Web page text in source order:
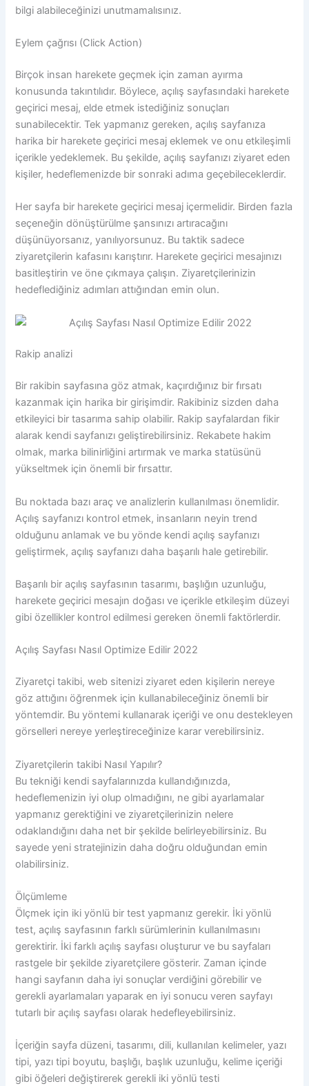
bilgi alabileceğinizi unutmamalısınız.
Eylem çağrısı (Click Action)
Birçok insan harekete geçmek için zaman ayırma
konusunda takıntılıdır. Böylece, açılış sayfasındaki harekete
geçirici mesaj, elde etmek istediğiniz sonuçları
sunabilecektir. Tek yapmanız gereken, açılış sayfanıza
harika bir harekete geçirici mesaj eklemek ve onu etkileşimli
içerikle yedeklemek. Bu şekilde, açılış sayfanızı ziyaret eden
kişiler, hedeflemenizde bir sonraki adıma geçebileceklerdir.
Her sayfa bir harekete geçirici mesaj içermelidir. Birden fazla
seçeneğin dönüştürülme şansınızı artıracağını
düşünüyorsanız, yanılıyorsunuz. Bu taktik sadece
ziyaretçilerin kafasını karıştırır. Harekete geçirici mesajınızı
basitleştirin ve öne çıkmaya çalışın. Ziyaretçilerinizin
hedeflediğiniz adımları attığından emin olun.
Rakip analizi
Bir rakibin sayfasına göz atmak, kaçırdığınız bir fırsatı
kazanmak için harika bir girişimdir. Rakibiniz sizden daha
etkileyici bir tasarıma sahip olabilir. Rakip sayfalardan fikir
alarak kendi sayfanızı geliştirebilirsiniz. Rekabete hakim
olmak, marka bilinirliğini artırmak ve marka statüsünü
yükseltmek için önemli bir fırsattır.
Bu noktada bazı araç ve analizlerin kullanılması önemlidir.
Açılış sayfanızı kontrol etmek, insanların neyin trend
olduğunu anlamak ve bu yönde kendi açılış sayfanızı
geliştirmek, açılış sayfanızı daha başarılı hale getirebilir.
Başarılı bir açılış sayfasının tasarımı, başlığın uzunluğu,
harekete geçirici mesajın doğası ve içerikle etkileşim düzeyi
gibi özellikler kontrol edilmesi gereken önemli faktörlerdir.
Açılış Sayfası Nasıl Optimize Edilir 2022
Ziyaretçi takibi, web sitenizi ziyaret eden kişilerin nereye
göz attığını öğrenmek için kullanabileceğiniz önemli bir
yöntemdir. Bu yöntemi kullanarak içeriği ve onu destekleyen
görselleri nereye yerleştireceğinize karar verebilirsiniz.
Ziyaretçilerin takibi Nasıl Yapılır?
Bu tekniği kendi sayfalarınızda kullandığınızda,
hedeflemenizin iyi olup olmadığını, ne gibi ayarlamalar
yapmanız gerektiğini ve ziyaretçilerinizin nelere
odaklandığını daha net bir şekilde belirleyebilirsiniz. Bu
sayede yeni stratejinizin daha doğru olduğundan emin
olabilirsiniz.
Ölçümleme
Ölçmek için iki yönlü bir test yapmanız gerekir. İki yönlü
test, açılış sayfasının farklı sürümlerinin kullanılmasını
gerektirir. İki farklı açılış sayfası oluşturur ve bu sayfaları
rastgele bir şekilde ziyaretçilere gösterir. Zaman içinde
hangi sayfanın daha iyi sonuçlar verdiğini görebilir ve
gerekli ayarlamaları yaparak en iyi sonucu veren sayfayı
tutarlı bir açılış sayfası olarak hedefleyebilirsiniz.
İçeriğin sayfa düzeni, tasarımı, dili, kullanılan kelimeler, yazı
tipi, yazı tipi boyutu, başlığı, başlık uzunluğu, kelime içeriği
gibi öğeleri değiştirerek gerekli iki yönlü testi